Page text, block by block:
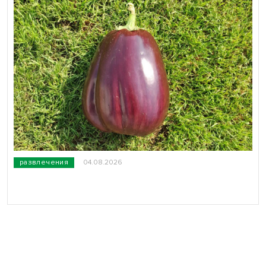
развлечения 04.08.2026